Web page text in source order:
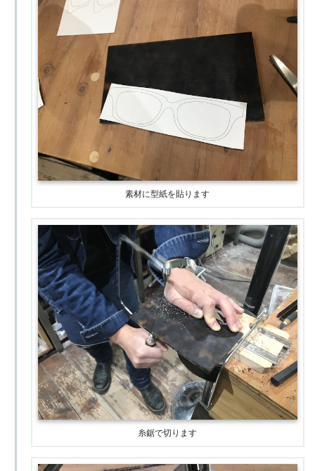
素材に型紙を貼ります
糸鋸で切ります